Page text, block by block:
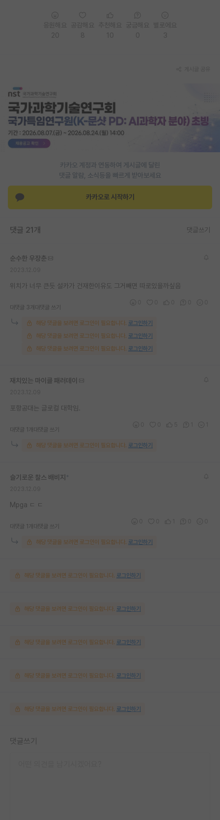
반도체 아카데미
재팬라운지 🌸
카카오 계정과 연동하여 게시글에 달린
댓글 알람, 소식등을 빠르게 받아보세요
카카오로 시작하기
댓글 21개 댓글쓰기
순수한 우장춘
위치가 너무 큰듯 설카가 건재한이유도 그거빼면 따로있을까싶음
대댓글 3개 대댓글 쓰기
해당 댓글을 보려면 로그인이 필요합니다. 로그인하기
해당 댓글을 보려면 로그인이 필요합니다. 로그인하기
해당 댓글을 보려면 로그인이 필요합니다. 로그인하기
재치있는 마이클 패러데이
포항공대는 글로컬 대학임.
대댓글 1개 대댓글 쓰기
해당 댓글을 보려면 로그인이 필요합니다. 로그인하기
슬기로운 찰스 배비지
Mpga ㄷ ㄷ
대댓글 1개 대댓글 쓰기
해당 댓글을 보려면 로그인이 필요합니다. 로그인하기
해당 댓글을 보려면 로그인이 필요합니다. 로그인하기
해당 댓글을 보려면 로그인이 필요합니다. 로그인하기
해당 댓글을 보려면 로그인이 필요합니다. 로그인하기
해당 댓글을 보려면 로그인이 필요합니다. 로그인하기
해당 댓글을 보려면 로그인이 필요합니다. 로그인하기
댓글쓰기